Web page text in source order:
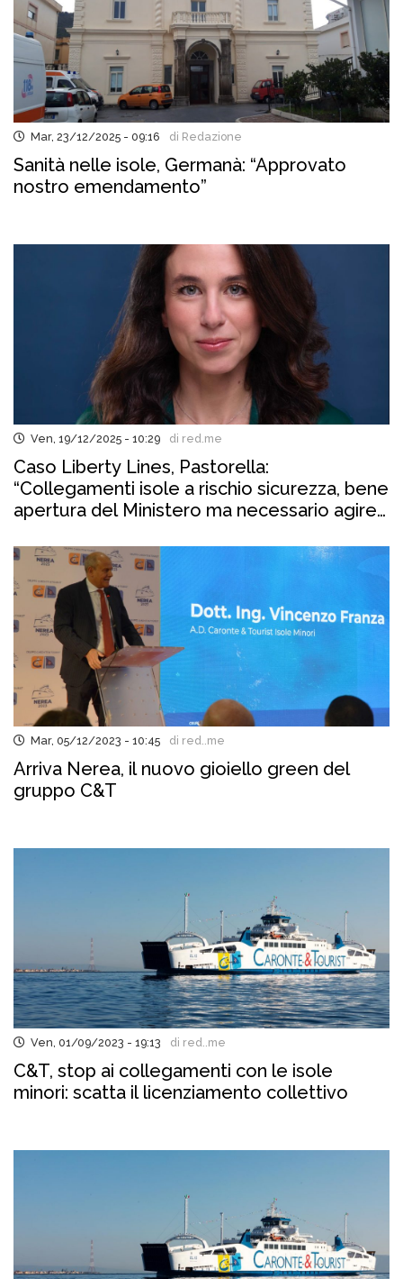
Mar, 23/12/2025 - 09:16 di Redazione
Sanità nelle isole, Germanà: “Approvato
nostro emendamento”
Ven, 19/12/2025 - 10:29 di red.me
Caso Liberty Lines, Pastorella:
“Collegamenti isole a rischio sicurezza, bene
apertura del Ministero ma necessario agire
Mar, 05/12/2023 - 10:45 di red..me
Arriva Nerea, il nuovo gioiello green del
gruppo C&T
Ven, 01/09/2023 - 19:13 di red..me
C&T, stop ai collegamenti con le isole
minori: scatta il licenziamento collettivo